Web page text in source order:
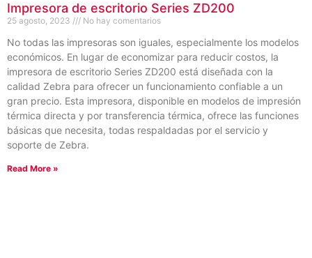
Impresora de escritorio Series ZD200
25 agosto, 2023 No hay comentarios
No todas las impresoras son iguales, especialmente los modelos
económicos. En lugar de economizar para reducir costos, la
impresora de escritorio Series ZD200 está diseñada con la
calidad Zebra para ofrecer un funcionamiento confiable a un
gran precio. Esta impresora, disponible en modelos de impresión
térmica directa y por transferencia térmica, ofrece las funciones
básicas que necesita, todas respaldadas por el servicio y
soporte de Zebra.
Read More »